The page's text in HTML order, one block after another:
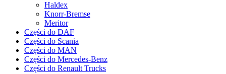
Haldex
Knorr-Bremse
Meritor
Części do DAF
Części do Scania
Części do MAN
Części do Mercedes-Benz
Części do Renault Trucks